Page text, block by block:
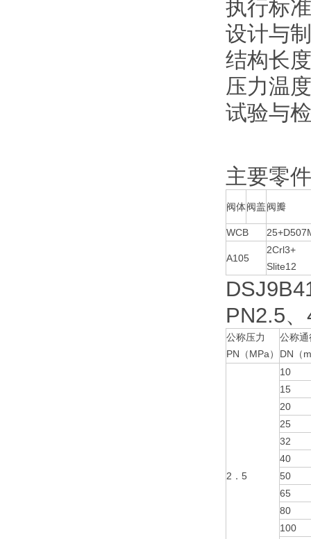
执行标准
设计与
结构长
压力温
试验与
主要零
阀体阀盖阀瓣
WCB
A105
2Crl3+
Slite12
PN2.5
公称压力
PN（MPa）
公称通
DN（
2．5
10
15
20
25
32
40
50
65
80
100